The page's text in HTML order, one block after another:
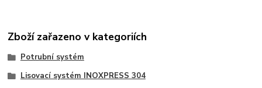
Zboží zařazeno v kategoriích
Potrubní systém
Lisovací systém INOXPRESS 304